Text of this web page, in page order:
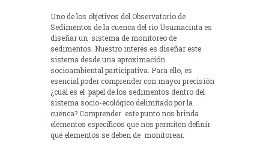
Uno de los objetivos del Observatorio de
Sedimentos de la cuenca del rio Usumacinta es
diseñar un sistema de monitoreo de
sedimentos. Nuestro interés es diseñar este
sistema desde una aproximación
socioambiental participativa. Para ello, es
esencial poder comprender con mayor precisión
¿cuál es el papel de los sedimentos dentro del
sistema socio-ecológico delimitado por la
cuenca? Comprender este punto nos brinda
elementos específicos que nos permiten definir
qué elementos se deben de monitorear.